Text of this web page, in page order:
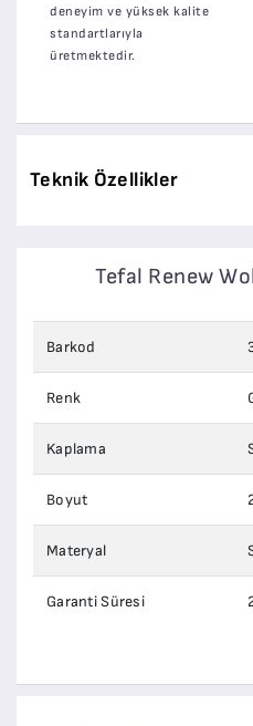
deneyim ve yüksek kalite
standartlarıyla
üretmektedir.
Teknik Özellikler
Tefal Renew
Barkod
Renk
Kaplama
Boyut
Materyal
Garanti Süresi